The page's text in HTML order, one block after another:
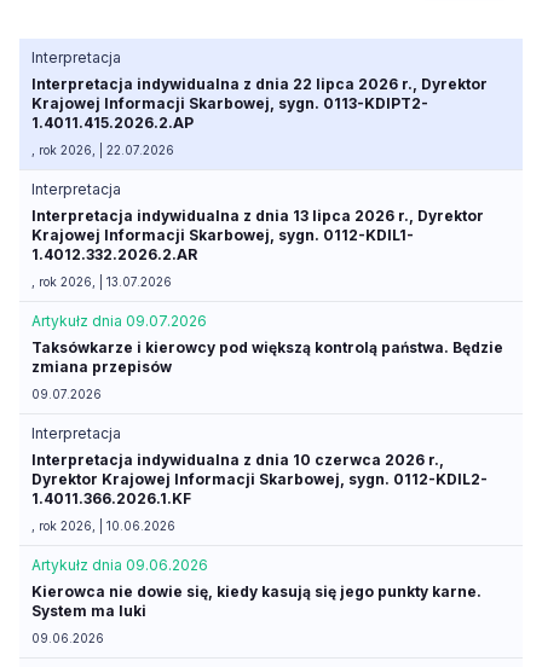
Interpretacja
Interpretacja indywidualna z dnia 22 lipca 2026 r., Dyrektor
Krajowej Informacji Skarbowej, sygn. 0113-KDIPT2-
1.4011.415.2026.2.AP
, rok 2026, | 22.07.2026
Interpretacja
Interpretacja indywidualna z dnia 13 lipca 2026 r., Dyrektor
Krajowej Informacji Skarbowej, sygn. 0112-KDIL1-
1.4012.332.2026.2.AR
, rok 2026, | 13.07.2026
Artykułz dnia 09.07.2026
Taksówkarze i kierowcy pod większą kontrolą państwa. Będzie
zmiana przepisów
09.07.2026
Interpretacja
Interpretacja indywidualna z dnia 10 czerwca 2026 r.,
Dyrektor Krajowej Informacji Skarbowej, sygn. 0112-KDIL2-
1.4011.366.2026.1.KF
, rok 2026, | 10.06.2026
Artykułz dnia 09.06.2026
Kierowca nie dowie się, kiedy kasują się jego punkty karne.
System ma luki
09.06.2026